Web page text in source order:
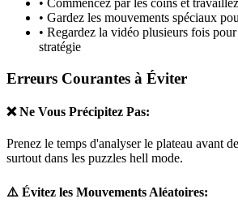
• Commencez par les coins et
• Gardez les mouvements spéciaux
• Regardez la vidéo plusieurs fois
stratégie
Erreurs Courantes à Éviter
❌ Ne Vous Précipitez Pas:
Prenez le temps d'analyser le plateau avant
surtout dans les puzzles hell mode.
⚠️ Évitez les Mouvements Aléatoires: